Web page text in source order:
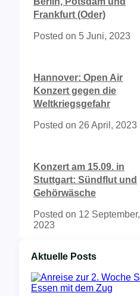
Frankfurt (Oder)
Posted on 5 Juni, 2023
Hannover: Open Air
Konzert gegen die
Weltkriegsgefahr
Posted on 26 April, 2023
Konzert am 15.09. in
Stuttgart: Sündflut und
Gehörwäsche
Posted on 12 September,
2023
Aktuelle Posts